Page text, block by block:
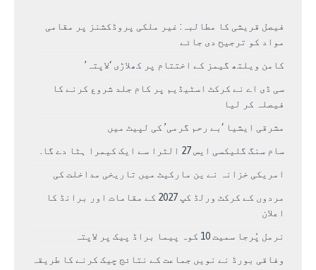
فیصل قریشی کا مطالبہ: غیر ملکی پروڈکشنز پر مقامی
مواد کو ترجیح دی جائے
کامن ویلتھ گیمز کے اختتام پر کھلاڑی ‘لاپتہ’
سی ڈی اے نے کرکٹ اسٹیڈیم پر کام جلد شروع کرنے کا
فیصلہ کر لیا
مشرقی ایشیا ‘بے رحم گرمی’ کی لپیٹ میں
سام سنگ گلیکسی ایس 27 الٹرا سے ایک کیمرا ہٹا دے گا.
امریکی خزانہ نے ین مارکیٹ میں تاریخی مداخلت کی
مردوں کے کرکٹ ورلڈ کپ 2027 کے مقامات اور برانڈ کا
اعلان
نرمل پُرجا سمیت 10 کوہ پیما براڈ پیک پر لاپتہ
وفاقی بورڈ نے نویں جماعت کے نتائج چیک کرنے کا طریقہ